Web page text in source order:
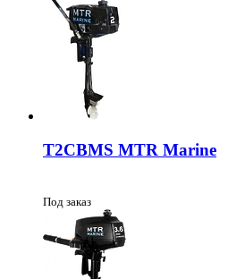
T2CBMS MTR Marine
Под заказ